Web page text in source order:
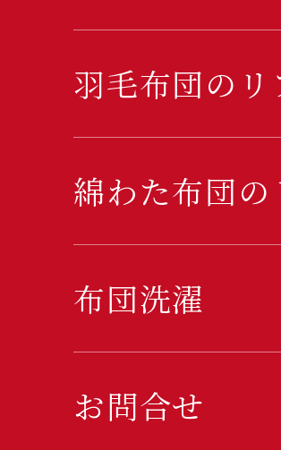
羽毛布団のリ
綿わた布団
布団洗濯
お問合せ